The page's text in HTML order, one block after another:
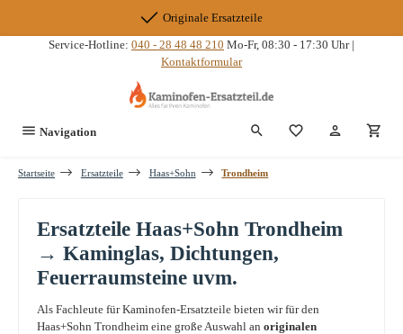
Originale Ersatzteile
Service-Hotline: 040 - 28 48 48 210 Mo-Fr, 08:30 - 17:30 Uhr |
Kontaktformular
Navigation Du hast 0
Startseite Ersatzteile Haas+Sohn Trondheim
Ersatzteile Haas+Sohn Trondheim
→ Kaminglas, Dichtungen,
Feuerraumsteine uvm.
Als Fachleute für Kaminofen-Ersatzteile bieten wir für den
Haas+Sohn Trondheim eine große Auswahl an originalen